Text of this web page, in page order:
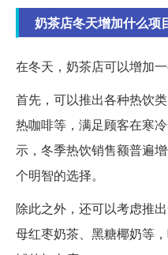
奶茶店冬天增加什么项
在冬天，奶茶店可以增加一
首先，可以推出各种热饮
热咖啡等，满足顾客在寒
示，冬季热饮销售额普遍
个明智的选择。
除此之外，还可以考虑推
母红枣奶茶、黑糖椰奶等